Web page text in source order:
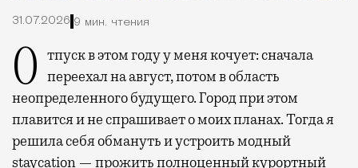
31.07.2026 9 мин. чтения
Отпуск в этом году у меня кочует: сначала переехал на август, потом в область
неопределенного будущего. Город при этом
плавится и не спрашивает о моих планах. Тогда я
решила себя обмануть и устроить модный
staycation — прожить полноценный курортный